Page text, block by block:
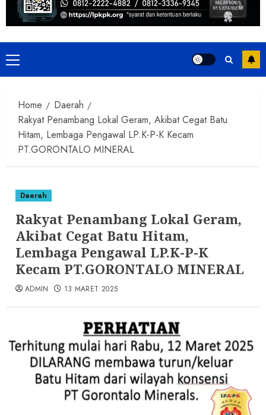
Primary
Menu
Home
Daerah
Rakyat Penambang Lokal Geram, Akibat Cegat Batu
Hitam, Lembaga Pengawal LP.K-P-K Kecam
PT.GORONTALO MINERAL
Daerah
Rakyat Penambang Lokal Geram,
Akibat Cegat Batu Hitam,
Lembaga Pengawal LP.K-P-K
Kecam PT.GORONTALO MINERAL
ADMIN 13 MARET 2025